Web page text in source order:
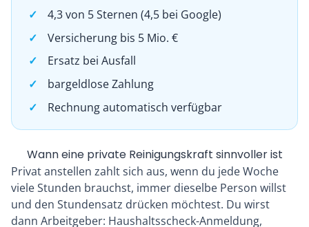
4,3 von 5 Sternen (4,5 bei Google)
Versicherung bis 5 Mio. €
Ersatz bei Ausfall
bargeldlose Zahlung
Rechnung automatisch verfügbar
Wann eine private Reinigungskraft sinnvoller ist
Privat anstellen zahlt sich aus, wenn du jede Woche
viele Stunden brauchst, immer dieselbe Person willst
und den Stundensatz drücken möchtest. Du wirst
dann Arbeitgeber: Haushaltsscheck-Anmeldung,